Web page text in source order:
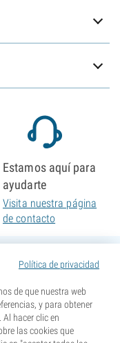
Política de privacidad
de que nuestra web
y para obtener
hacer clic en
las cookies que
Estamos aquí para
ayudarte
Visita nuestra página
de contacto